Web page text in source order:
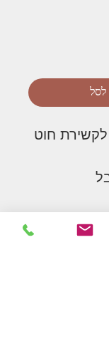
לסל
לקשירת חוט